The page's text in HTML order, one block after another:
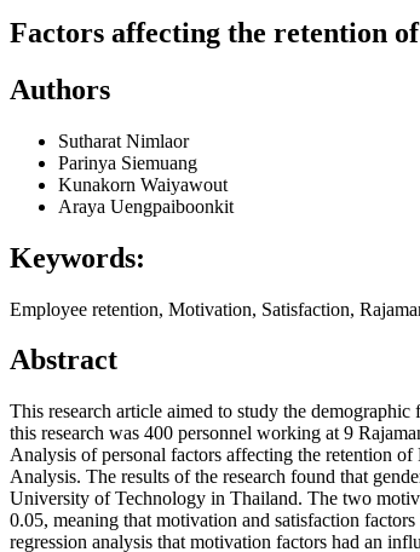
Factors affecting the retention
Authors
Sutharat Nimlaor
Parinya Siemuang
Kunakorn Waiyawout
Araya Uengpaiboonkit
Keywords:
Employee retention, Motivation, Satisfaction,
Abstract
This research article aimed to study the
this research was 400 personnel working at 9
Analysis of personal factors affecting the retention
Analysis. The results of the research found that
University of Technology in Thailand. The two
0.05, meaning that motivation and satisfaction
regression analysis that motivation factors had an